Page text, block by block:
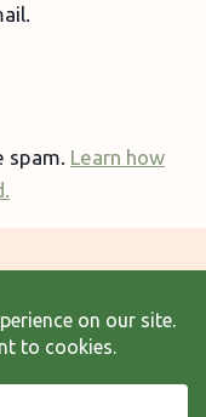
spam. Learn how
Arhiva articole